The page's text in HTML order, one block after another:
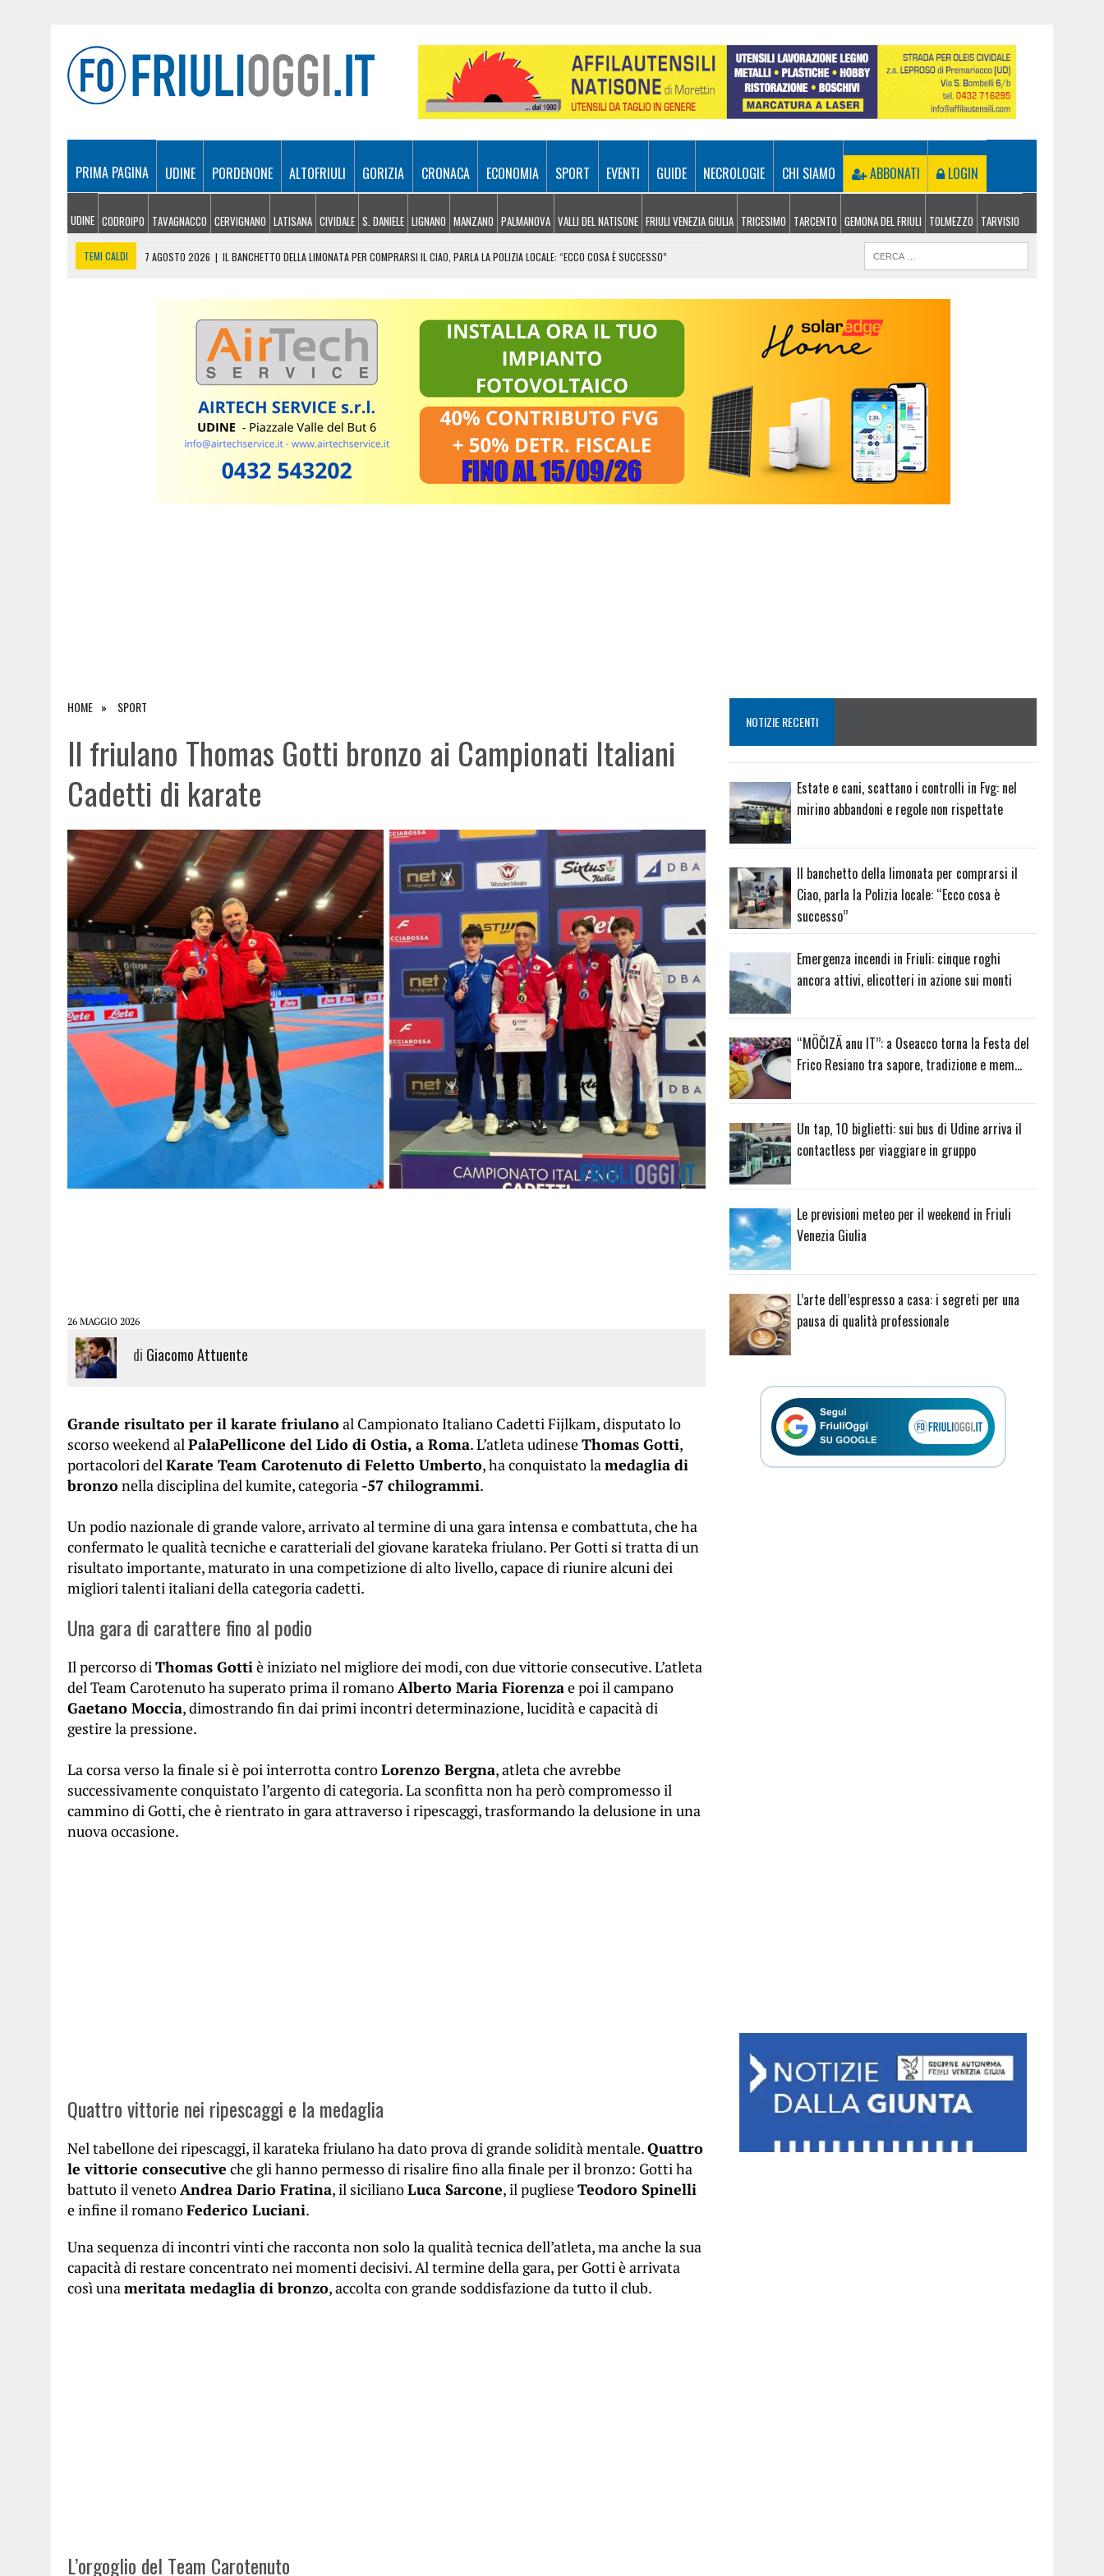
PRIMA PAGINA UDINE PORDENONE ALTOFRIULI GORIZIA CRONACA ECONOMIA SPORT EVENTI GUIDE NECROLOGIE CHI SIAMO ABBONATI LOGIN
UDINE CODROIPO TAVAGNACCO CERVIGNANO LATISANA CIVIDALE S. DANIELE LIGNANO MANZANO PALMANOVA VALLI DEL NATISONE FRIULI VENEZIA GIULIA TRICESIMO TARCENTO GEMONA DEL FRIULI TOLMEZZO TARVISIO
TEMI CALDI 7 AGOSTO 2026 | IL BANCHETTO DELLA LIMONATA PER COMPRARSI IL CIAO, PARLA LA POLIZIA LOCALE: “ECCO COSA È SUCCESSO”
UN TAP, 10 BIGLIETTI: SUI BUS DI UDINE ARRIVA IL CONTACTLESS PER VIAGGIARE IN GRUPPO
ESTATE E CANI, SCATTANO I CONTROLLI IN FVG: NEL MIRINO ABBANDONI E REGOLE NON RISPETTATE
HOME SPORT
Il friulano Thomas Gotti bronzo ai Campionati Italiani
Cadetti di karate
26 MAGGIO 2026
di Giacomo Attuente
Grande risultato per il karate friulanoal Campionato Italiano Cadetti Fijlkam, disputato lo
scorso weekend alPalaPellicone del Lido di Ostia, a Roma. L’atleta udineseThomas Gotti,
portacolori delKarate Team Carotenuto di Feletto Umberto, ha conquistato lamedaglia di
bronzonella disciplina del kumite, categoria -57 chilogrammi.
Un podio nazionale di grande valore, arrivato al termine di una gara intensa e combattuta, che ha
confermato le qualità tecniche e caratteriali del giovane karateka friulano. Per Gotti si tratta di un
risultato importante, maturato in una competizione di alto livello, capace di riunire alcuni dei
migliori talenti italiani della categoria cadetti.
Una gara di carattere fino al podio
Il percorso diThomas Gottiè iniziato nel migliore dei modi, con due vittorie consecutive. L’atleta
del Team Carotenuto ha superato prima il romanoAlberto Maria Fiorenzae poi il campano
Gaetano Moccia, dimostrando fin dai primi incontri determinazione, lucidità e capacità di
gestire la pressione.
La corsa verso la finale si è poi interrotta controLorenzo Bergna, atleta che avrebbe
successivamente conquistato l’argento di categoria. La sconfitta non ha però compromesso il
cammino di Gotti, che è rientrato in gara attraverso i ripescaggi, trasformando la delusione in una
nuova occasione.
Quattro vittorie nei ripescaggi e la medaglia
Nel tabellone dei ripescaggi, il karateka friulano ha dato prova di grande solidità mentale.Quattro
le vittorie consecutive che gli hanno permesso di risalire fino alla finale per il bronzo: Gotti ha
battuto il venetoAndrea Dario Fratina, il sicilianoLuca Sarcone, il puglieseTeodoro Spinelli
e infine il romanoFederico Luciani.
Una sequenza di incontri vinti che racconta non solo la qualità tecnica dell’atleta, ma anche la sua
capacità di restare concentrato nei momenti decisivi. Al termine della gara, per Gotti è arrivata
così unameritata medaglia di bronzo, accolta con grande soddisfazione da tutto il club.
L’orgoglio del Team Carotenuto
NOTIZIE RECENTI
Estate e cani, scattano i controlli in Fvg: nel
mirino abbandoni e regole non rispettate
Il banchetto della limonata per comprarsi il
Ciao, parla la Polizia locale: “Ecco cosa è
successo”
Emergenza incendi in Friuli: cinque roghi
ancora attivi, elicotteri in azione sui monti
“MÖČIZÄ anu IT”: a Oseacco torna la Festa del
Frico Resiano tra sapore, tradizione e mem…
Un tap, 10 biglietti: sui bus di Udine arriva il
contactless per viaggiare in gruppo
Le previsioni meteo per il weekend in Friuli
Venezia Giulia
L’arte dell’espresso a casa: i segreti per una
pausa di qualità professionale